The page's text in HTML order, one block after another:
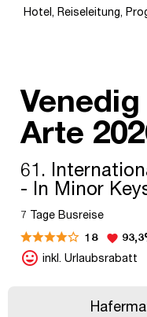
Hotel, Reiseleitung,
Arte
61.
- In Minor
7 Tage Busreise
18
favorite
mood inkl. Urlaubsrabatt